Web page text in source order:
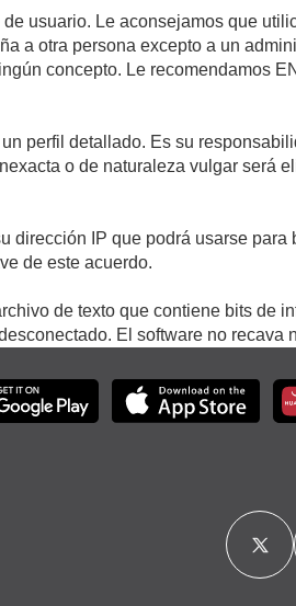
usuario. Le aconsejamos que
a otra persona excepto a un
concepto. Le recomendamos
perfil detallado. Es su
o de naturaleza vulgar será
dirección IP que podrá usarse
de este acuerdo.
de texto que contiene bits de
El software no